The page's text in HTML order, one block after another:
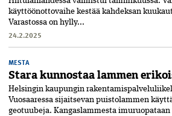
käyttöönottovaihe kestää kahdeksan
Varastossa on hylly...
24.2.2025
MESTA
Stara kunnostaa lammen
Helsingin kaupungin
Vuosaaressa sijaitsevan puistolammen
geotuubeja. Kangaslammesta